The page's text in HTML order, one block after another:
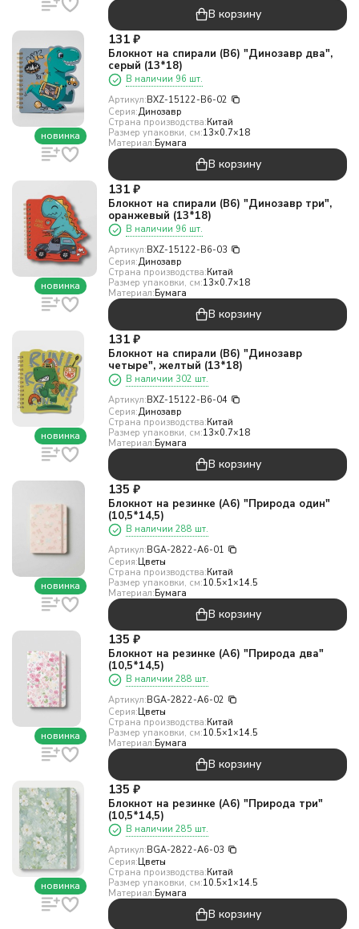
В корзину
новинка
131 ₽
Блокнот на спирали (B6) "Динозавр два",
серый (13*18)
В наличии 96 шт.
Артикул:BXZ-15122-B6-02
Серия:Динозавр
Страна производства:Китай
Размер упаковки, см:13×0.7×18
Материал:Бумага
В корзину
новинка
131 ₽
Блокнот на спирали (B6) "Динозавр три",
оранжевый (13*18)
В наличии 96 шт.
Артикул:BXZ-15122-B6-03
Серия:Динозавр
Страна производства:Китай
Размер упаковки, см:13×0.7×18
Материал:Бумага
В корзину
новинка
131 ₽
Блокнот на спирали (B6) "Динозавр
четыре", желтый (13*18)
В наличии 302 шт.
Артикул:BXZ-15122-B6-04
Серия:Динозавр
Страна производства:Китай
Размер упаковки, см:13×0.7×18
Материал:Бумага
В корзину
новинка
135 ₽
Блокнот на резинке (А6) "Природа один"
(10,5*14,5)
В наличии 288 шт.
Артикул:BGA-2822-A6-01
Серия:Цветы
Страна производства:Китай
Размер упаковки, см:10.5×1×14.5
Материал:Бумага
В корзину
новинка
135 ₽
Блокнот на резинке (А6) "Природа два"
(10,5*14,5)
В наличии 288 шт.
Артикул:BGA-2822-A6-02
Серия:Цветы
Страна производства:Китай
Размер упаковки, см:10.5×1×14.5
Материал:Бумага
В корзину
новинка
135 ₽
Блокнот на резинке (А6) "Природа три"
(10,5*14,5)
В наличии 285 шт.
Артикул:BGA-2822-A6-03
Серия:Цветы
Страна производства:Китай
Размер упаковки, см:10.5×1×14.5
Материал:Бумага
В корзину